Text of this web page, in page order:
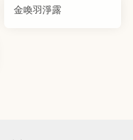
金喚羽淨露